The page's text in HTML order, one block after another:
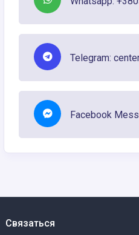
Telegram:
Facebook
Связаться